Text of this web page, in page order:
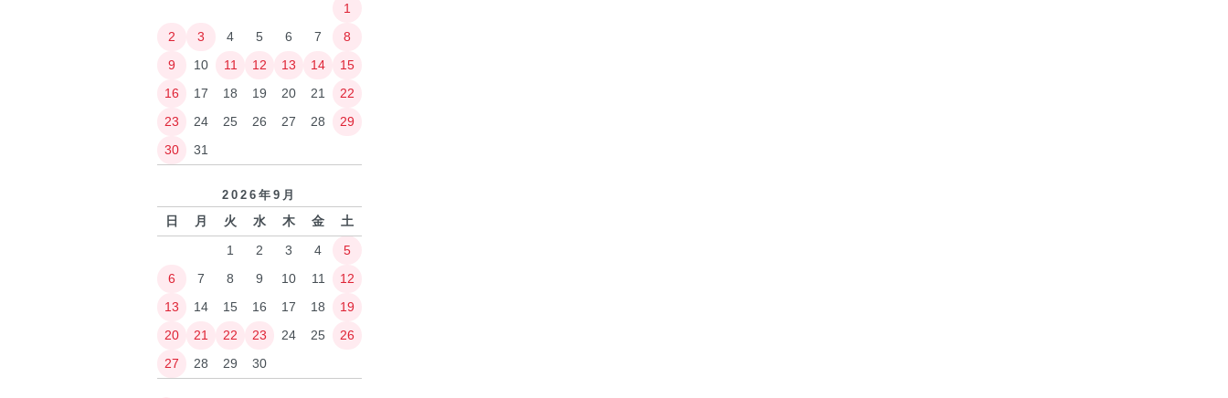
1
2
3 4 5 6 7
8
9
10 11 12 13 14
15
16
17 18 19 20 21
22
23
24 25 26 27 28
29
30
31
2026年9月
日 月 火 水 木 金
土
1
2 3 4
5
6
7 8 9 10 11
12
13
14 15 16 17 18
19
20
21 22 23 24 25
26
27
28 29 30